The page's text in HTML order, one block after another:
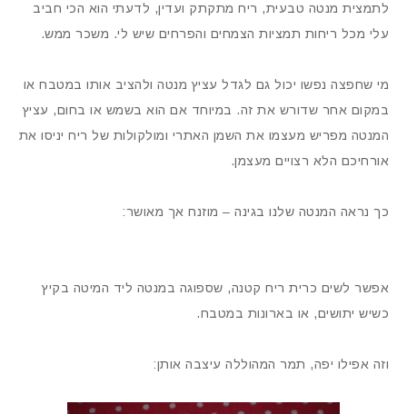
לתמצית מנטה טבעית, ריח מתקתק ועדין, לדעתי הוא הכי חביב
עלי מכל ריחות תמציות הצמחים והפרחים שיש לי. משכר ממש.
מי שחפצה נפשו יכול גם לגדל עציץ מנטה ולהציב אותו במטבח או
במקום אחר שדורש את זה. במיוחד אם הוא בשמש או בחום, עציץ
המנטה מפריש מעצמו את השמן האתרי ומולקולות של ריח יניסו את
אורחיכם הלא רצויים מעצמן.
כך נראה המנטה שלנו בגינה – מוזנח אך מאושר:
אפשר לשים כרית ריח קטנה, שספוגה במנטה ליד המיטה בקיץ
כשיש יתושים, או בארונות במטבח.
וזה אפילו יפה, תמר המהוללה עיצבה אותן: